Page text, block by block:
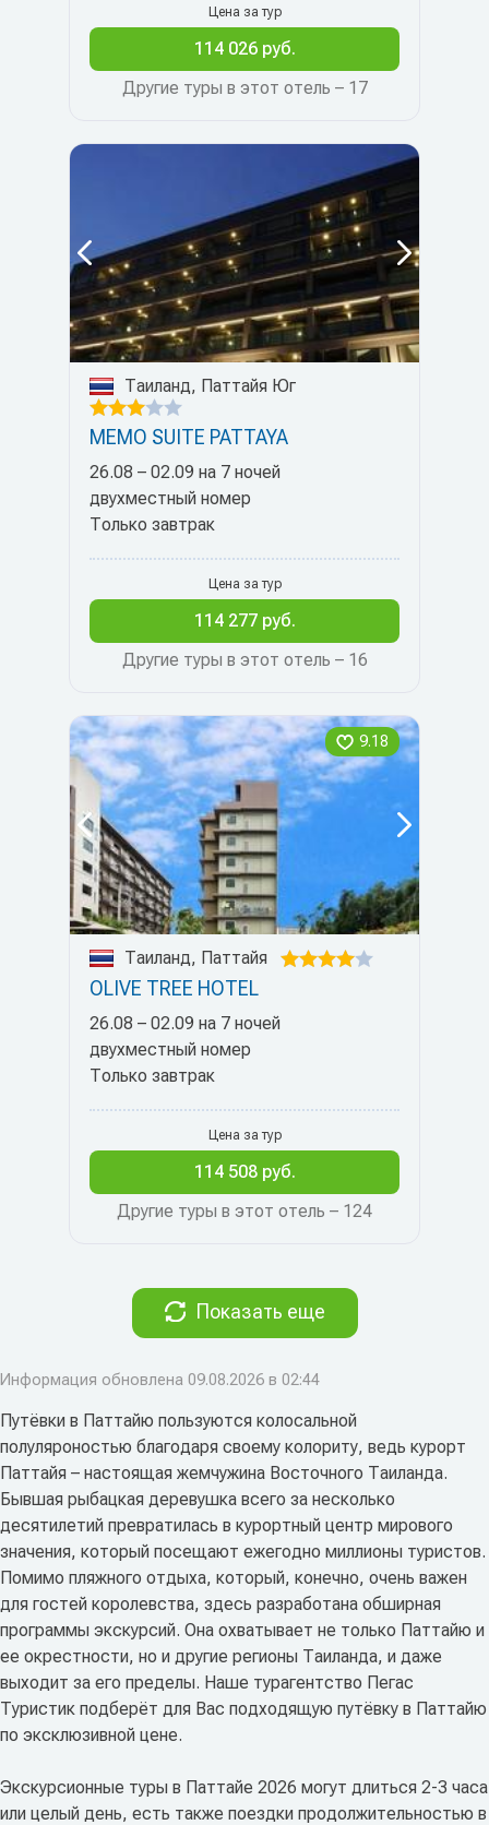
Другие туры в этот отель – 17
Цена за тур
114 026 руб.
Таиланд, Паттайя Юг
MEMO SUITE PATTAYA
26.08 – 02.09 на 7 ночей
двухместный номер
Только завтрак
Другие туры в этот отель – 16
Цена за тур
114 277 руб.
9.18
Таиланд, Паттайя
OLIVE TREE HOTEL
26.08 – 02.09 на 7 ночей
двухместный номер
Только завтрак
Другие туры в этот отель – 124
Цена за тур
114 508 руб.
Показать еще
Информация обновлена 09.08.2026 в 02:44
Путёвки в Паттайю пользуются колосальной
полуляроностью благодаря своему колориту, ведь курорт
Паттайя – настоящая жемчужина Восточного Таиланда.
Бывшая рыбацкая деревушка всего за несколько
десятилетий превратилась в курортный центр мирового
значения, который посещают ежегодно миллионы туристов.
Помимо пляжного отдыха, который, конечно, очень важен
для гостей королевства, здесь разработана обширная
программы экскурсий. Она охватывает не только Паттайю и
ее окрестности, но и другие регионы Таиланда, и даже
выходит за его пределы. Наше турагентство Пегас
Туристик подберёт для Вас подходящую путёвку в Паттайю
по эксклюзивной цене.
Экскурсионные туры в Паттайе 2026 могут длиться 2-3 часа
или целый день, есть также поездки продолжительностью в